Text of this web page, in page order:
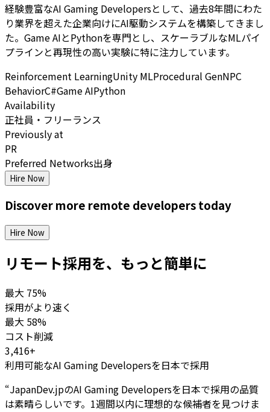
経験豊富なAI Gaming Developersとして、過去8年間にわた
り業界を超えた企業向けにAI駆動システムを構築してきまし
た。Game AIとPythonを専門とし、スケーラブルなMLパイ
プラインと再現性の高い実験に特に注力しています。
Reinforcement LearningUnity MLProcedural GenNPC
BehaviorC#Game AIPython
Availability
正社員・フリーランス
Previously at
PR
Preferred Networks出身
Hire Now
Discover more remote developerstoday
Hire Now
リモート採用を、もっと簡単に
最大 75%
採用がより速く
最大 58%
コスト削減
3,416+
利用可能なAI Gaming Developersを日本で採用
“JapanDev.jpのAI Gaming Developersを日本で採用の品質
は素晴らしいです。1週間以内に理想的な候補者を見つけま